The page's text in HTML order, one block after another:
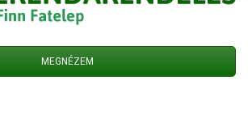
MEGNÉZEM